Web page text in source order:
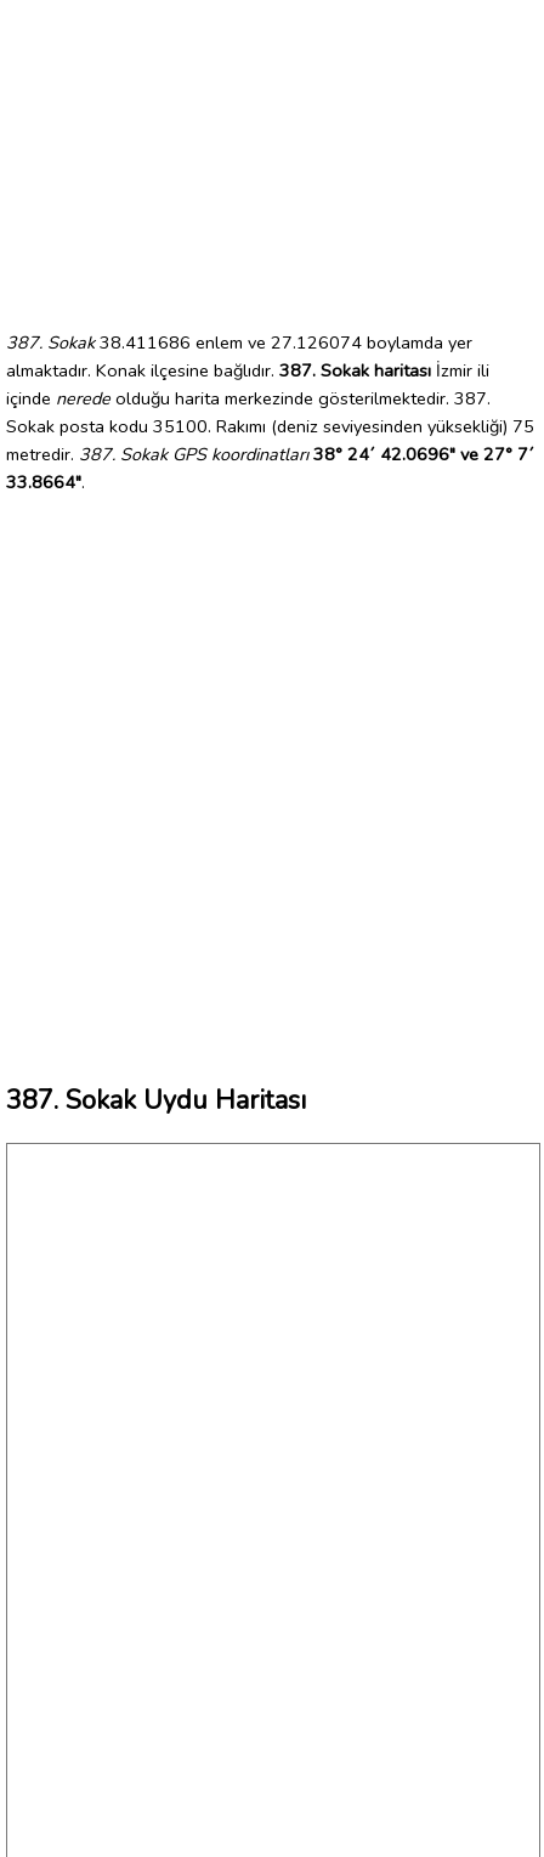
387. Sokak38.411686 enlem ve 27.126074 boylamda yer
almaktadır. Konak ilçesine bağlıdır. 387. Sokak haritası İzmir ili
içinde nerede olduğu harita merkezinde gösterilmektedir. 387.
Sokak posta kodu 35100. Rakımı (deniz seviyesinden yüksekliği) 75
metredir. 387. Sokak GPS koordinatları 38° 24´ 42.0696" ve 27° 7´
33.8664".
387. Sokak Uydu Haritası